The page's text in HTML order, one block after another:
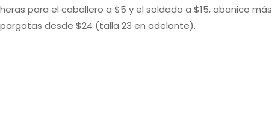
para el caballero a $5 y el soldado a $15, abanico más
desde $24 (talla 23 en adelante).